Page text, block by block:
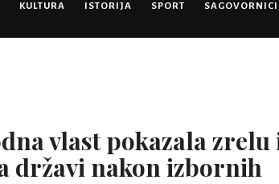
KULTURA ISTORIJA SPORT SAGOVORNICI
vlast pokazala zrelu
državi nakon izbornih